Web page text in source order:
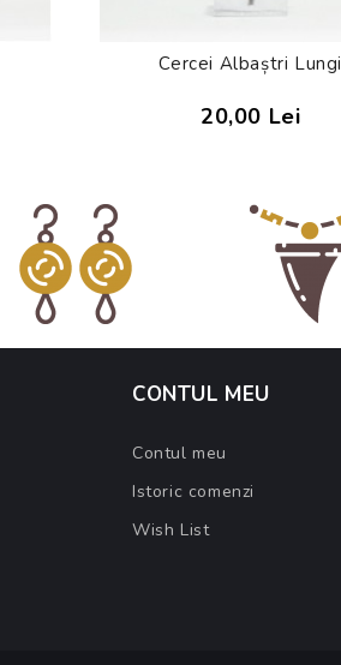
Cercei Albaștri Lungi
20,00 Lei
CONTUL MEU
Contul meu
Istoric comenzi
Wish List